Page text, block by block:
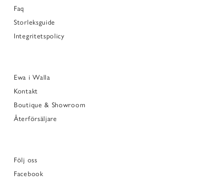
Faq
Storleksguide
Integritetspolicy
Ewa i Walla
Kontakt
Boutique & Showroom
Återförsäljare
Följ oss
Facebook